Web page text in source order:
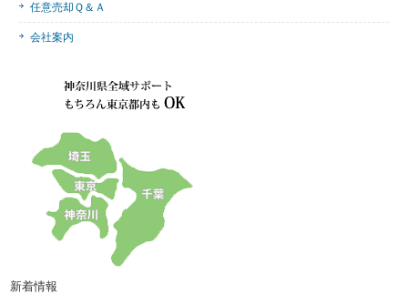
任意売却Ｑ＆Ａ
会社案内
新着情報